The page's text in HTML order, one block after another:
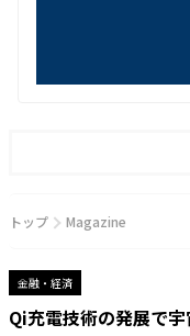
トップ Magazine
金融・経済
Qi充電技術の発展で